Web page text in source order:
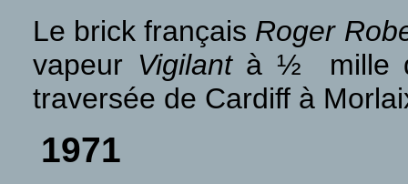
Le brick français Roger
vapeur Vigilantà ½ mille
traversée de Cardiff à
1971